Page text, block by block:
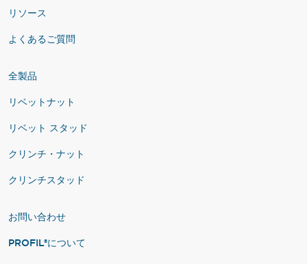
リソース
よくあるご質問
全製品
リベットナット
リベット スタッド
クリンチ・ナット
クリンチスタッド
お問い合わせ
PROFIL®について